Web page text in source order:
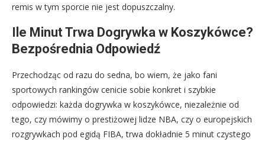
remis w tym sporcie nie jest dopuszczalny.
Ile Minut Trwa Dogrywka w Koszykówce?
Bezpośrednia Odpowiedź
Przechodząc od razu do sedna, bo wiem, że jako fani
sportowych rankingów cenicie sobie konkret i szybkie
odpowiedzi: każda dogrywka w koszykówce, niezależnie od
tego, czy mówimy o prestiżowej lidze NBA, czy o europejskich
rozgrywkach pod egidą FIBA, trwa dokładnie 5 minut czystego